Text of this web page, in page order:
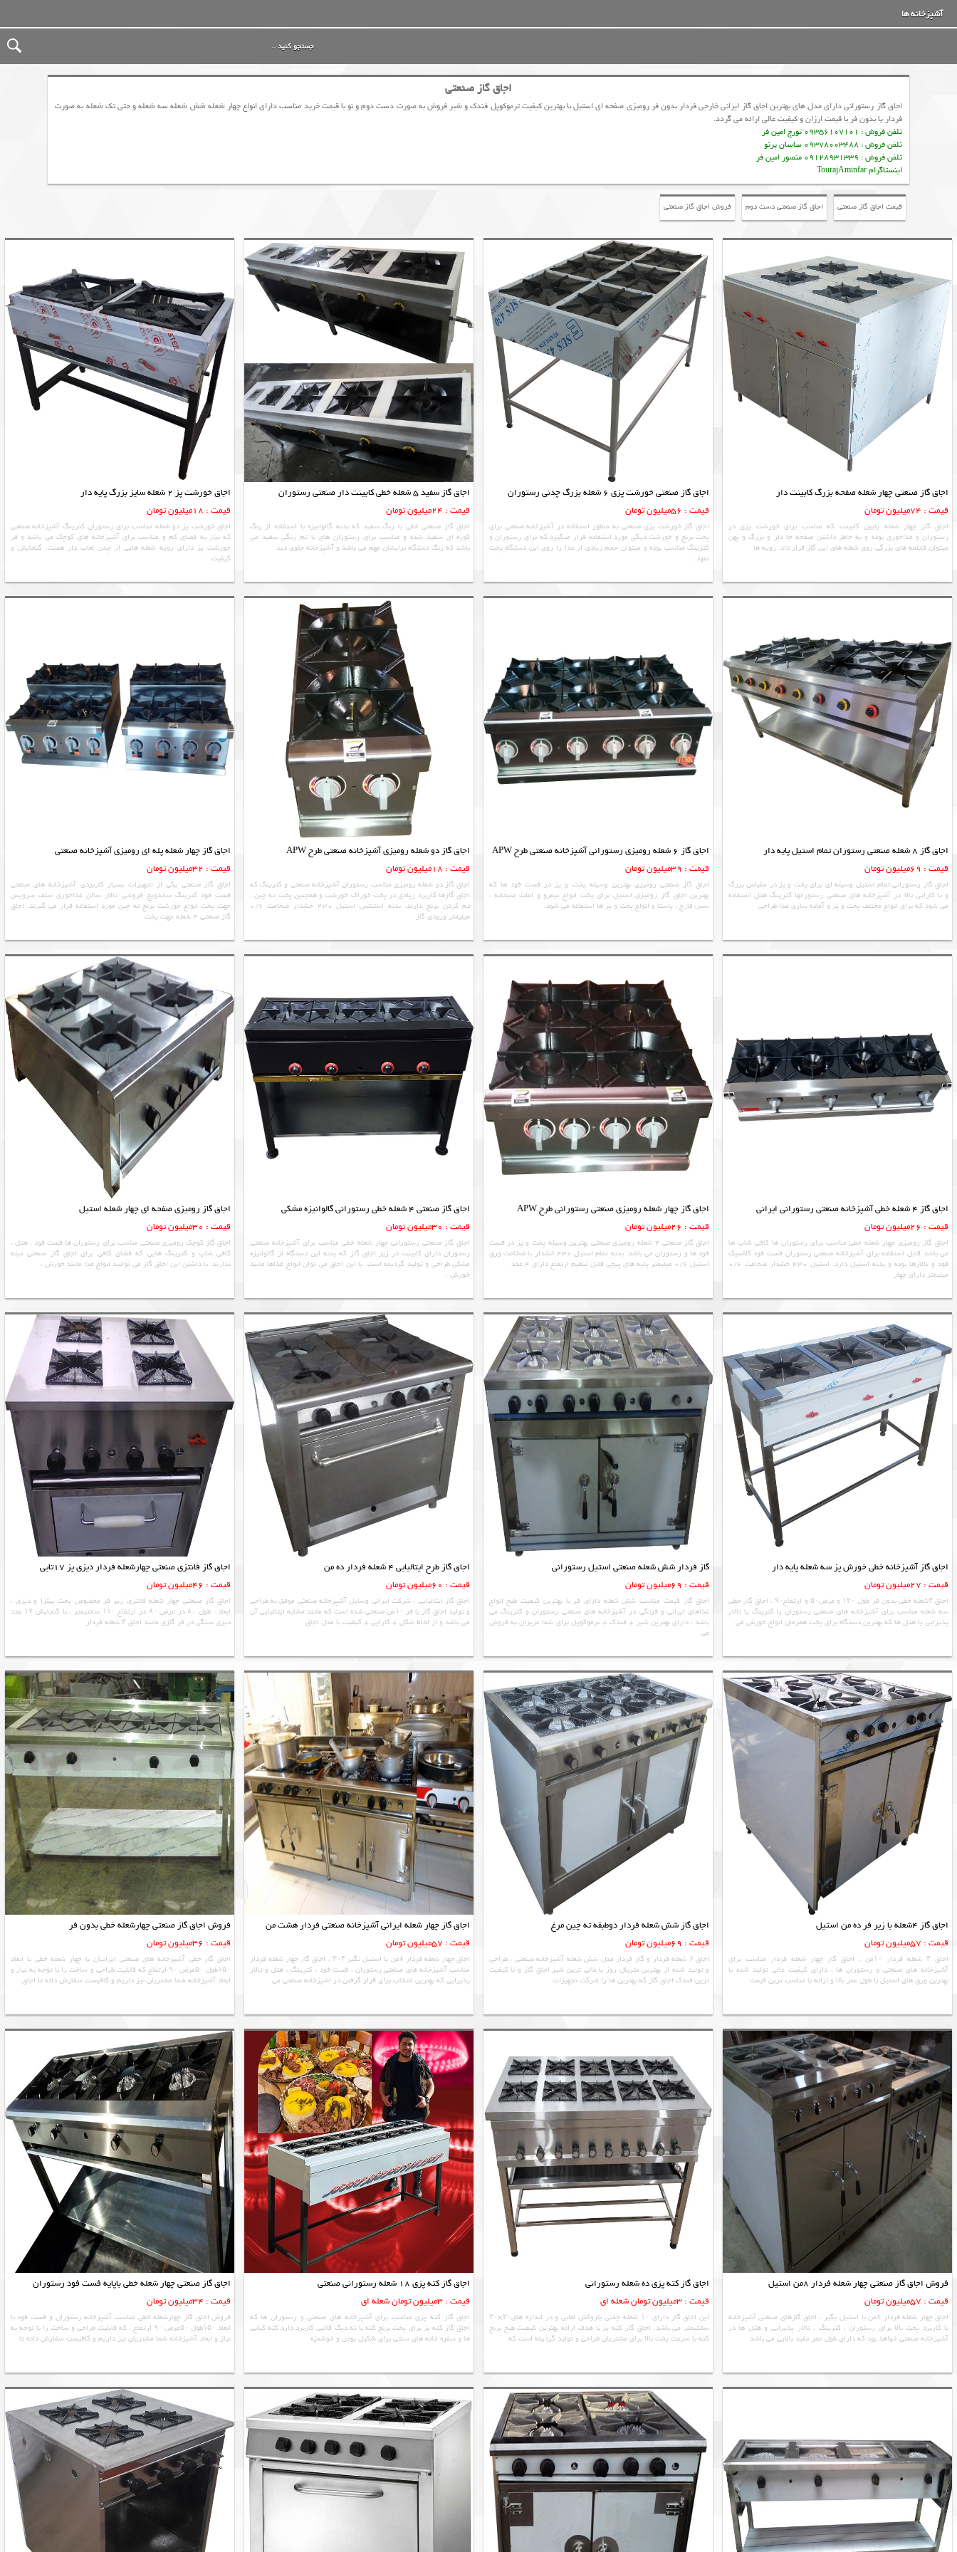
آشپزخانه ها
اجاق گاز صنعتی
اجاق گاز رستورانی دارای مدل های بهترین اجاق گاز ایرانی خارجی فردار بدون فر رومیزی صفحه ای استیل با بهترین کیفیت ترموکوپل فندک و شیر فروش به صورت دست دوم و نو با قیمت خرید مناسب دارای انواع چهار شعله شش شعله سه شعله و حتی تک شعله به صورت
فردار یا بدون فر با قیمت ارزان و کیفیت عالی ارائه می گردد.
تلفن فروش : 09356107101 تورج امین فر
تلفن فروش : 09378003488 ساسان پرتو
تلفن فروش : 09128931339 منصور امین فر
اینستاگرام TourajAminfar
قیمت اجاق گاز صنعتی اجاق گاز صنعتی دست دوم فروش اجاق گاز صنعتی
اجاق گاز صنعتی چهار شعله صفحه بزرگ کابینت دار
قیمت : 74میلیون تومان
اجاق گاز چهار شعله پایین کابینت که مناسب برای خورشت پزی در
رستوران و غذاخوری بوده و به خاطر داشتن صفحه جا دار و بزرگ و پهن
میتوان قابلمه های بزرگی روی شعله های این گاز قرار داد. رویه ها
اجاق گاز صنعتی خورشت پزی 6 شعله بزرگ چدنی رستوران
قیمت : 56میلیون تومان
اجاق گاز خورشت پزی صنعتی به منظور استفاده در آشپزخانه صنعتی برای
پخت برنج و خورشت دیگی مورد استفاده قرار میگیرد که برای رستوران و
کترینگ مناسب بوده و میتوان حجم زیادی از غذا را روی این دستگاه پخت
نمود.
اجاق گاز سفید 5 شعله خطی کابینت دار صنعتی رستوران
قیمت : 24میلیون تومان
اجاق گاز صنعتی خطی با رنگ سفید که بدنه گالوانیزه با استفاده از رنگ
کوره ای سفید شده و مناسب برای رستوران های با تم رنگی سفید می
باشد که رنگ دستگاه برایشان مهم می باشد و آشپزخانه جلوی دید
اجاق خورشت پز 2 شعله سایز بزرگ پایه دار
قیمت : 18میلیون تومان
اجاق خورشت پز دو شعله مناسب برای رستوران کترینگ آشپزخانه صنعتی
که نیاز به فضای کم و مناسب برای آشپزخانه های کوچک می باشد و فر
خورشت پز دارای رویه شعله هایی از چدن لعاب دار هست. گنجایش و
کیفیت
اجاق گاز 8 شعله صنعتی رستوران تمام استیل پایه دار
قیمت : 69میلیون تومان
اجاق گاز رستورانی تمام استیل وسیله ای برای پخت و پز در مقیاس بزرگ
و با کارایی بالا در آشپزخانه های صنعتی رستورانها کترینگ هتل استفاده
می شود که برای انواع مختلف پخت و پز و آماده سازی غذا طراحی
اجاق گاز 6 شعله رومیزی رستورانی آشپزخانه صنعتی طرح APW
قیمت : 39میلیون تومان
اجاق گاز صنعتی رومیزی بهترین وسیله پخت و پز در فست فود ها که
بهترین اجاق گاز رومیزی استیل برای پخت انواع نیمرو و املت صبحانه ،
سس قارچ ، پاستا و انواع پخت و پز ها استفاده می شود.
اجاق گاز دو شعله رومیزی آشپزخانه صنعتی طرح APW
قیمت : 18میلیون تومان
اجاق گاز دو شعله رومیزی مناسب رستوران آشپزخانه صنعتی و کترینگ که
اجاق گازها کاربرد زیادی در پخت خوراک خورشت و همچنین پخت ته چین ،
دم کردن برنج دارند. بدنه استنلس استیل 430 خشدار ضخامت 0/6
میلیمتر ورودی گاز
اجاق گاز چهار شعله پله ای رومیزی آشپزخانه صنعتی
قیمت : 32میلیون تومان
اجاق گاز صنعتی یکی از تجهیزات بسیار کاربردی آشپزخانه های صنعتی
فست فود کترینگ ساندویچ فروشی تالار سالن غذاخوری سلف سرویس
جهت پخت انواع خورشت برنج ته چین مورد استفاده قرار می گیرند. اجاق
گاز صنعتی 4 شعله جهت پخت
اجاق گاز 4 شعله خطی آشپزخانه صنعتی رستورانی ایرانی
قیمت : 26میلیون تومان
اجاق گاز رومیزی چهار شعله خطی مناسب برای رستوران ها کافی شاپ ها
می باشد قابل استفاده برای آشپزخانه صنعتی رستوران فست فود کلاسیک
فود و تالارها بوده و بدنه استیل دارد. استیل 430 خشدار ضخامت 0/6
میلیمتر دارای چهار
اجاق گاز چهار شعله رومیزی صنعتی رستورانی طرح APW
قیمت : 26میلیون تومان
اجاق گاز صنعتی 4 شعله رومیزی صنعتی بهترین وسیله پخت و پز در فست
فود ها و رستوران می باشد. بدنه تمام استیل 430 خشدار با ضخامت ورق
استیل 0/6 میلیمتر پایه های پیچی قابل تنظیم ارتفاع دارای 4 عدد
اجاق گاز صنعتی 4 شعله خطی رستورانی گالوانیزه مشکی
قیمت : 30میلیون تومان
اجاق گاز صنعتی رستورانی چهار شعله خطی مناسب برای آشپزخانه صنعتی
رستوران دارای کابینت در زیر اجاق گاز که بدنه این دستگاه از گالوانیزه
مشکی طراحی و تولید گردیده است. با این اجاق می توان انواع غذاها مانند
خورش ،
اجاق گاز رومیزی صفحه ای چهار شعله استیل
قیمت : 30میلیون تومان
اجاق گاز کوچک رومیزی صنعتی مناسب برای رستوران ها فست فود ، هتل ،
کافی شاپ و کترینگ هایی که فضای کافی برای اجاق گاز صنعتی مبله
ندارند. با داشتن این اجاق گاز می توانید انواع غذا مانند خورش ،
اجاق گاز آشپزخانه خطی خورش پز سه شعله پایه دار
قیمت : 27میلیون تومان
اجاق ۳شعله خطی بدون فر طول ۱۲۰ و عرض۵۰ و ارتفاع۹۰ ، اجاق گاز خطی
سه شعله مناسب برای آشپزخانه های صنعتی رستوران یا کترینگ یا تالار
پذیرایی یا هتل ها که بهترین دستگاه برای پخت همزمان انواع خورش می
گاز فردار شش شعله صنعتی استیل رستورانی
قیمت : 69میلیون تومان
اجاق گاز قیمت مناسب شش شعله دارای فر با بهترین کیفیت طبخ انواع
غذاهای ایرانی و فرنگی در آشپزخانه های صنعتی رستوران و کترینگ می
باشد ، دارای بهترین شیر + فندک + ترموکوپل برای شما عزیزان به فروش
می
اجاق گاز طرح ایتالیایی 4 شعله فردار ده من
قیمت : 60میلیون تومان
اجاق گاز ایتالیایی ، شرکت ایرانی وسایل آشپزخانه صنعتی موفق به طراحی
و تولید اجاق گاز با فر ۱۰من صنعتی شده است که مانند مشابه ایتالیایی آن
می باشد و از لحاظ شکل + کارایی + کیفیت با مدل اجاق
اجاق گاز فانتزی صنعتی چهارشعله فردار دیزی پز 17تایی
قیمت : 46میلیون تومان
اجاق گاز صنعتی چهار شعله فانتزی زیر فر مخصوص پخت پیتزا و دیزی ،
ابعاد : طول ۸۰ در عرض ۸۰ در ارتفاع ۱۱۰ سانتیمتر ، با گنجایش ۱۷ عدد
دیزی سنگی در فر گازی مانند اجاق ۴ شعله فردار
اجاق گاز 4شعله با زیر فر ده من استیل
قیمت : 57میلیون تومان
اجاق ۴ شعله فردار ۱۰من ، اجاق گاز چهار شعله فردار مناسب برای
آشپزخانه های صنعتی و رستوران ها ، دارای کیفیت عالی تولید شده با
بهترین ورق های استیل با طول عمر بالا و ارائه با مناسب ترین قیمت
اجاق گاز شش شعله فردار دوطبقه ته چین مرغ
قیمت : 69میلیون تومان
اجاق ۶ شعله فردار و گاز فردار مدل شش شعله آشپزخانه صنعتی ، طراحی
و تولید شده از بهترین متریال روز با عالی ترین شیر اجاق گاز و با کیفیت
ترین فندک اجاق گاز که بهترین ها را شرکت تجهیزات
اجاق گاز چهار شعله ایرانی آشپزخانه صنعتی فردار هشت من
قیمت : 57میلیون تومان
اجاق چهار شعله فردار ۸من با استیل نگیر ۳۰۴ ، اجاق گاز چهار شعله فردار
مناسب آشپزخانه های صنعتی رستوران ، فست فود ، کترینگ ، هتل و تالار
پذیرایی که بهترین انتخاب برای قرار گرفتن در اشپزخانه صنعتی می
فروش اجاق گاز صنعتی چهارشعله خطی بدون فر
قیمت : 36میلیون تومان
اجاق گاز خطی آشپزخانه های صنعتی ایرانیان با چهار شعله خطی با ابعاد
۱۵۰طول ۵۰عرض ۹۰ ارتفاع که قابلیت طراحی و ساخت را با توجه به نیاز و
ابعاد آشپزخانه شما مشتریان نیز داریم و کافیست سفارش داده تا اجاق
فروش اجاق گاز صنعتی چهار شعله فردار 8من استیل
قیمت : 57میلیون تومان
اجاق چهار شعله فردار ۸من با استیل بگیر ، اجاق گازهای صنعتی آشپزخانه
با کاربرد پخت بالا برای رستوران ، کترینگ ، تالار پذیرایی و هتل ها در
آشپزخانه صنعتی خواهد بود که دارای طول عمر مفید بالایی می باشد
اجاق گاز کته پزی ده شعله رستورانی
قیمت : 3میلیون تومان شعله ای
این اجاق گاز دارای ۱۰ شعله چدنی باروکش لعابی و در اندازه های۲۰×۲۰
سانتیمتر می باشد. اجاق گاز کته پز با هدف ارائه بهترین کیفیت طبخ برنج
کته با سرعت پخت بالا برای مشتریان طراحی و تولید گردیده است که
اجاق گاز کته پزی 18 شعله رستورانی صنعتی
قیمت : 3میلیون تومان شعله ای
اجاق گاز کته پزی مناسب برای آشپزخانه های صنعتی و رستوران ها که
اجاق گاز کته پز برای پخت برنج کته با ته دیگ قالبی کاربرد دارد کته کبابی
ها و سفره خانه های سنتی برای شکیل بودن و خوشمزه
اجاق گاز صنعتی چهار شعله خطی باپایه فست فود رستوران
قیمت : 34میلیون تومان
فروش اجاق گاز چهارشعله خطی مناسب آشپزخانه رستوران و فست فود با
ابعاد ۱۵۰طول ۵۰عرض ۹۰ ارتفاع ، که قابلیت طراحی و ساخت را با توجه به
نیاز و ابعاد آشپزخانه شما مشتریان نیز داریم و کافیست سفارش داده تا